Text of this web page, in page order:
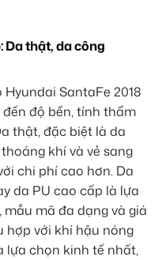
Da thật, da công
SantaFe 2018
độ bền, tính thẩm
thật, đặc biệt là da
khí và vẻ sang
chi phí cao hơn. Da
da PU cao cấp là lựa
mã đa dạng và giá
hợp với khí hậu nóng
lựa chọn kinh tế nhất,